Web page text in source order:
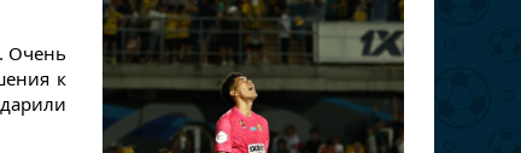
Очень
к